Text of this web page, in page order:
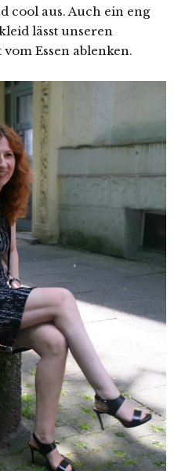
cool aus. Auch ein eng
lässt unseren
Essen ablenken.